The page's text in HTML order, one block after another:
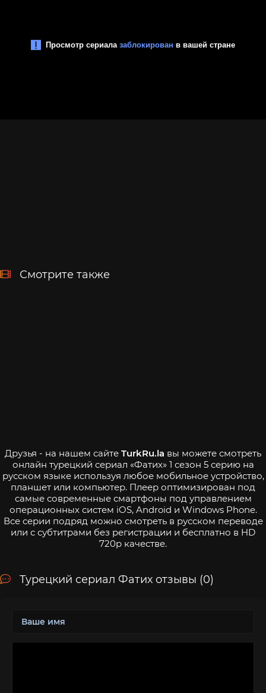
Смотрите также
Друзья - на нашем сайте TurkRu.la вы можете смотреть
онлайн турецкий сериал «Фатих» 1 сезон 5 серию на
русском языке используя любое мобильное устройство,
планшет или компьютер. Плеер оптимизирован под
самые современные смартфоны под управлением
операционных систем iOS, Android и Windows Phone.
Все серии подряд можно смотреть в русском переводе
или с субтитрами без регистрации и бесплатно в HD
720p качестве.
Турецкий сериал Фатих отзывы (0)